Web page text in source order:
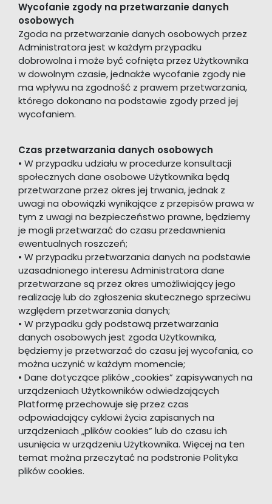
Wycofanie zgody na przetwarzanie danych
osobowych
Zgoda na przetwarzanie danych osobowych przez
Administratora jest w każdym przypadku
dobrowolna i może być cofnięta przez Użytkownika
w dowolnym czasie, jednakże wycofanie zgody nie
ma wpływu na zgodność z prawem przetwarzania,
którego dokonano na podstawie zgody przed jej
wycofaniem.
Czas przetwarzania danych osobowych
• W przypadku udziału w procedurze konsultacji
społecznych dane osobowe Użytkownika będą
przetwarzane przez okres jej trwania, jednak z
uwagi na obowiązki wynikające z przepisów prawa w
tym z uwagi na bezpieczeństwo prawne, będziemy
je mogli przetwarzać do czasu przedawnienia
ewentualnych roszczeń;
• W przypadku przetwarzania danych na podstawie
uzasadnionego interesu Administratora dane
przetwarzane są przez okres umożliwiający jego
realizację lub do zgłoszenia skutecznego sprzeciwu
względem przetwarzania danych;
• W przypadku gdy podstawą przetwarzania
danych osobowych jest zgoda Użytkownika,
będziemy je przetwarzać do czasu jej wycofania, co
można uczynić w każdym momencie;
• Dane dotyczące plików „cookies” zapisywanych na
urządzeniach Użytkowników odwiedzających
Platformę przechowuje się przez czas
odpowiadający cyklowi życia zapisanych na
urządzeniach „plików cookies” lub do czasu ich
usunięcia w urządzeniu Użytkownika. Więcej na ten
temat można przeczytać na podstronie Polityka
plików cookies.